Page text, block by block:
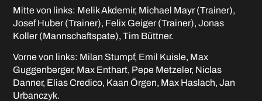
Mitte von links: Melik Akdemir, Michael Mayr (Trainer),
Josef Huber (Trainer), Felix Geiger (Trainer), Jonas
Koller (Mannschaftspate), Tim Büttner.
Vorne von links: Milan Stumpf, Emil Kuisle, Max
Guggenberger, Max Enthart, Pepe Metzeler, Niclas
Danner, Elias Credico, Kaan Örgen, Max Haslach, Jan
Urbanczyk.